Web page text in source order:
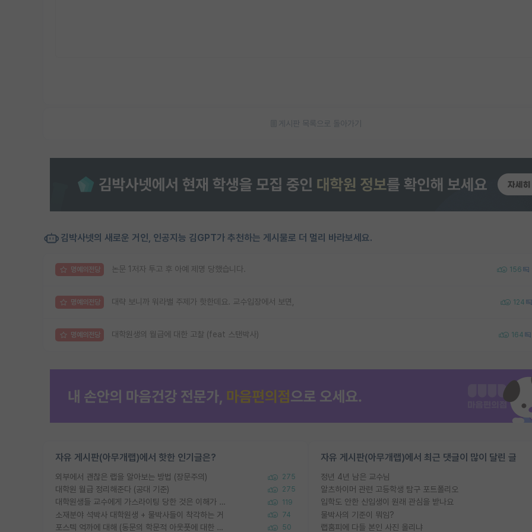
게시판 목록으로 돌아가기
김박사넷의 새로운 거인, 인공지능 김GPT가 추천하는 게시물로 더 멀리 바라보세요.
명예의전당 논문 1저자 투고 후 아예 제명 당했습니다. 156
명예의전당 대략 보니까 워라밸 주제가 핫한데요. 교수입장에서 보면, 124
명예의전당 대학원생의 월급에 대한 고찰 (feat 스탠박사) 164
자유 게시판(아무개랩)에서 핫한 인기글은?
외부에서 괜찮은 랩을 알아보는 방법 (장문주의) 275
대학원 월급 정리해준다 (공대 기준) 275
대학원생들 교수에게 가스라이팅 당한 것은 이해가 갑니다. 안타깝네요. 119
소재분야 석박사 대학원생 + 물박사들이 착각하는 거 74
포스텍 억까에 대해 (동문의 학문적 아웃풋에 대한 반박) 50
자유 게시판(아무개랩)에서 최근 댓글이 많이 달린 글
정년 4년 남은 교수님
알츠하이머 관련 고등학생 탐구 포트폴리오
입학도 안한 신입생이 원래 관심을 받나요
물박사의 기준이 뭐임?
랩홈피에 다들 본인 사진 올리냐